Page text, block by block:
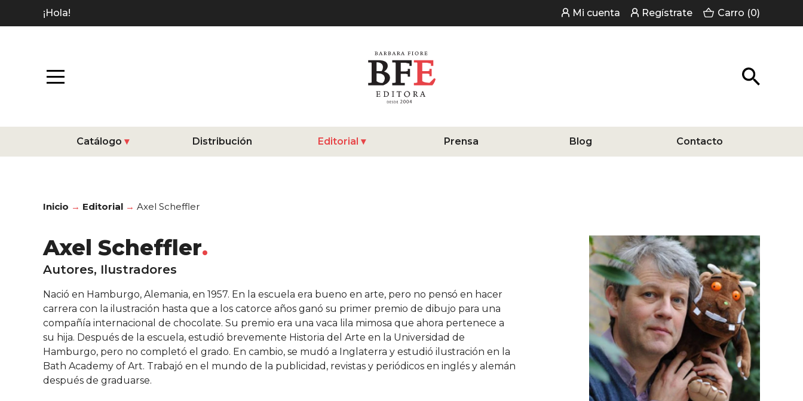
¡Hola! Mi cuenta Regístrate Carro (0)
Catálogo Distribución Editorial Prensa Blog Contacto
Inicio Editorial Axel Scheffler
Axel Scheffler
Autores, Ilustradores
Nació en Hamburgo, Alemania, en 1957. En la escuela era bueno en arte, pero no pensó en hacer
carrera con la ilustración hasta que a los catorce años ganó su primer premio de dibujo para una
compañía internacional de chocolate. Su premio era una vaca lila mimosa que ahora pertenece a
su hija. Después de la escuela, estudió brevemente Historia del Arte en la Universidad de
Hamburgo, pero no completó el grado. En cambio, se mudó a Inglaterra y estudió ilustración en la
Bath Academy of Art. Trabajó en el mundo de la publicidad, revistas y periódicos en inglés y alemán
después de graduarse.